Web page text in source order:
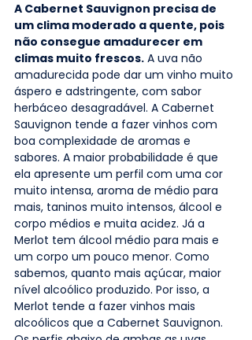
A Cabernet Sauvignon precisa de
um clima moderado a quente, pois
não consegue amadurecer em
climas muito frescos. A uva não
amadurecida pode dar um vinho muito
áspero e adstringente, com sabor
herbáceo desagradável. A Cabernet
Sauvignon tende a fazer vinhos com
boa complexidade de aromas e
sabores. A maior probabilidade é que
ela apresente um perfil com uma cor
muito intensa, aroma de médio para
mais, taninos muito intensos, álcool e
corpo médios e muita acidez. Já a
Merlot tem álcool médio para mais e
um corpo um pouco menor. Como
sabemos, quanto mais açúcar, maior
nível alcoólico produzido. Por isso, a
Merlot tende a fazer vinhos mais
alcoólicos que a Cabernet Sauvignon.